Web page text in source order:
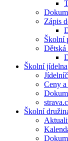
Zápis
Školní
Dětská
Školní jídelna
Ceny a
Školní